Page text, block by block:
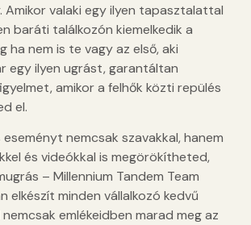
Amikor valaki egy ilyen tapasztalattal
baráti találkozón kiemelkedik a
ha nem is te vagy az első, aki
egy ilyen ugrást, garantáltan
amikor a felhők közti repülés
el.
nemcsak szavakkal, hanem
és videókkal is megörökítheted,
– Millennium Tandem Team
elkészít minden vállalkozó kedvű
emlékeidben marad meg az